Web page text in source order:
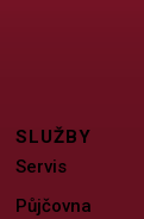
SLUŽBY
Servis
Půjčovna